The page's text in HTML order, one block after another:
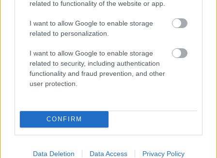
related to functionality of the website or app.
I want to allow Google to enable storage
related to personalization.
I want to allow Google to enable storage
related to security, including authentication
functionality and fraud prevention, and other
user protection.
CONFIRM
Data Deletion Data Access Privacy Policy
αmygdalies apartments